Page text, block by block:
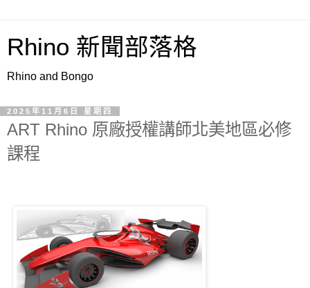
Rhino 新聞部落格
Rhino and Bongo
2025年11月6日 星期四
ART Rhino 原廠授權講師北美地區必修
課程